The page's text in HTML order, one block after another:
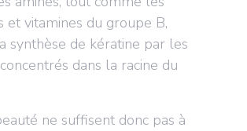
et vitamines du groupe B,
synthèse de kératine par les
dans la racine du
ne suffisent donc pas à